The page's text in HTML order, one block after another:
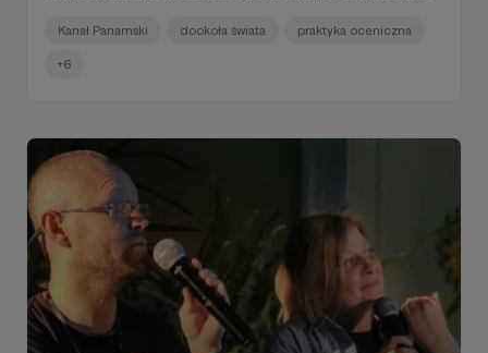
Kanał Panamski dookoła świata praktyka oceniczna
+6